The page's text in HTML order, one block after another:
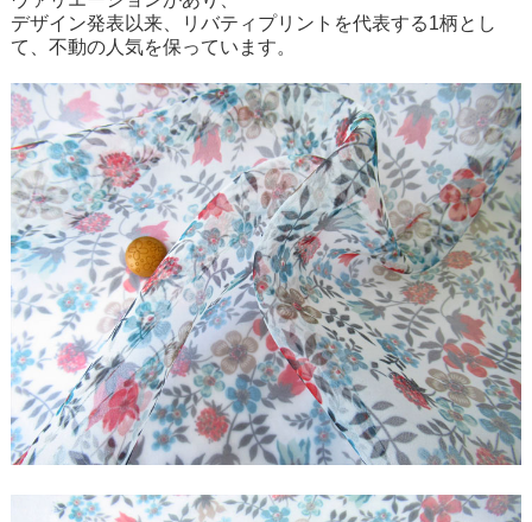
デザイン発表以来、リバティプリントを代表する1柄とし
て、不動の人気を保っています。